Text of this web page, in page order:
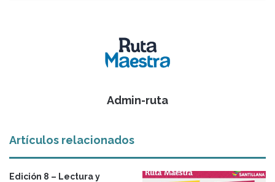
Admin-ruta
Artículos relacionados
Edición 8 – Lectura y